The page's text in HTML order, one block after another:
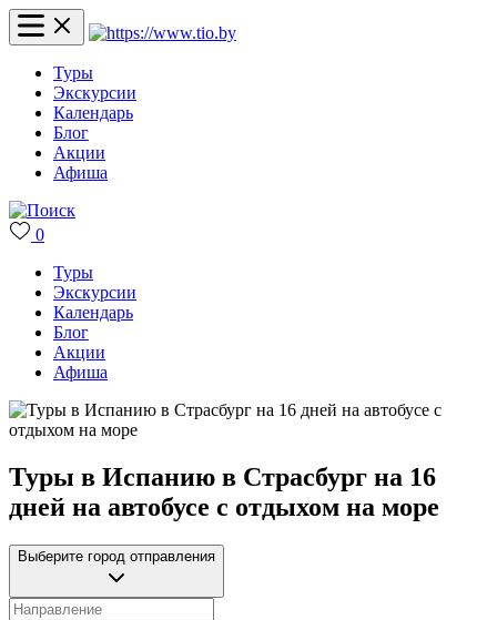
Туры
Экскурсии
Календарь
Блог
Акции
Афиша
0
Туры
Экскурсии
Календарь
Блог
Акции
Афиша
Туры в Испанию в Страсбург на 16
дней на автобусе с отдыхом на море
Выберите город отправления